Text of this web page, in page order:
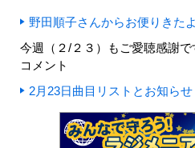
野田順子さんからお便りきた
今週（２/２３）もご愛聴感謝
コメント
2月23日曲目リストとお知らせ